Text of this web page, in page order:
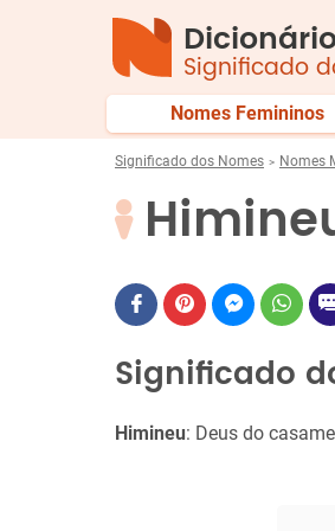
Significado
Nomes Femininos
Significado dos Nomes Nomes
Significado
Himineu: Deus do